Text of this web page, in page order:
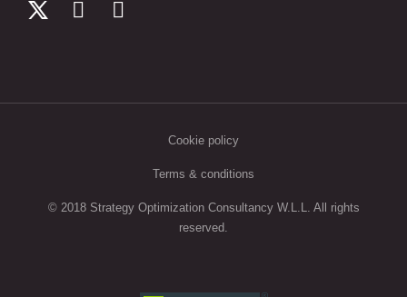
© 2018 Strategy Optimization Consultancy W.L.L. All rights
reserved.
Cookie policy
Terms & conditions